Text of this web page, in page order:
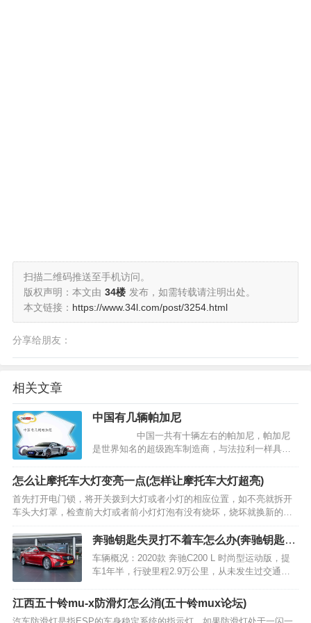
扫描二维码推送至手机访问。
版权声明：本文由 34楼 发布，如需转载请注明出处。
本文链接： https://www.34l.com/post/3254.html
分享给朋友：
相关文章
中国有几辆帕加尼
中国一共有十辆左右的帕加尼，帕加尼
是世界知名的超级跑车制造商，与法拉利一样具有
怎么让摩托车大灯变亮一点(怎样让摩托车大灯超亮)
首先打开电门锁，将开关拨到大灯或者小灯的相应位置，如不亮就拆开
车头大灯罩，检查前大灯或者前小灯灯泡有没有烧坏，烧坏就换新的，
如果灯泡正常，就检查灯座有没有生锈，灯座有没有断线，如果都正常
那就去检查电瓶，看看电瓶是不是使用正常，如果电瓶液少了…
奔驰钥匙失灵打不着车怎么办(奔驰钥匙遥
控失灵)
车辆概况：2020款 奔驰C200 L 时尚型运动版，提
车1年半，行驶里程2.9万公里，从未发生过交通事
反应，仪表灯不亮。 钥匙启动没反应，可能有以下
几个原因…
江西五十铃mu-x防滑灯怎么消(五十铃mux论坛)